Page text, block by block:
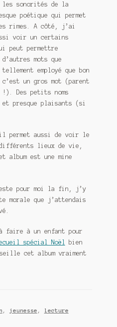
les sonorités de la
poétique qui permet
rimes. A côté, j’ai
voir un certains
peut permettre
mots que
employé que bon
un gros mot (parent
!). Des petits noms
et presque plaisants (si
: il permet aussi de voir le
différents lieux de vie,
album est une mine
pour moi la fin, j’y
morale que j’attendais
faire à un enfant pour
spécial Noël
bien
cet album vraiment
, jeunesse , lecture